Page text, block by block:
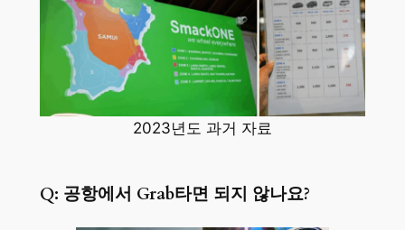
2023년도 과거 자료
Q: 공항에서 Grab타면 되지 않나요?